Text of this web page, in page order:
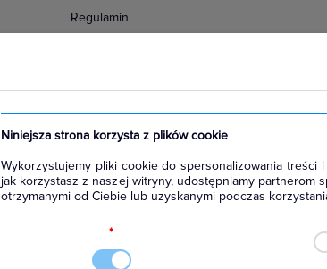
Niniejsza strona korzysta z plików cookie
Wykorzystujemy pliki cookie do spersonalizowania treści
jak korzystasz z naszej witryny, udostępniamy partnerom
otrzymanymi od Ciebie lub uzyskanymi podczas
*
Regulamin
Konfiguratory
Najczęściej zadawane pytania